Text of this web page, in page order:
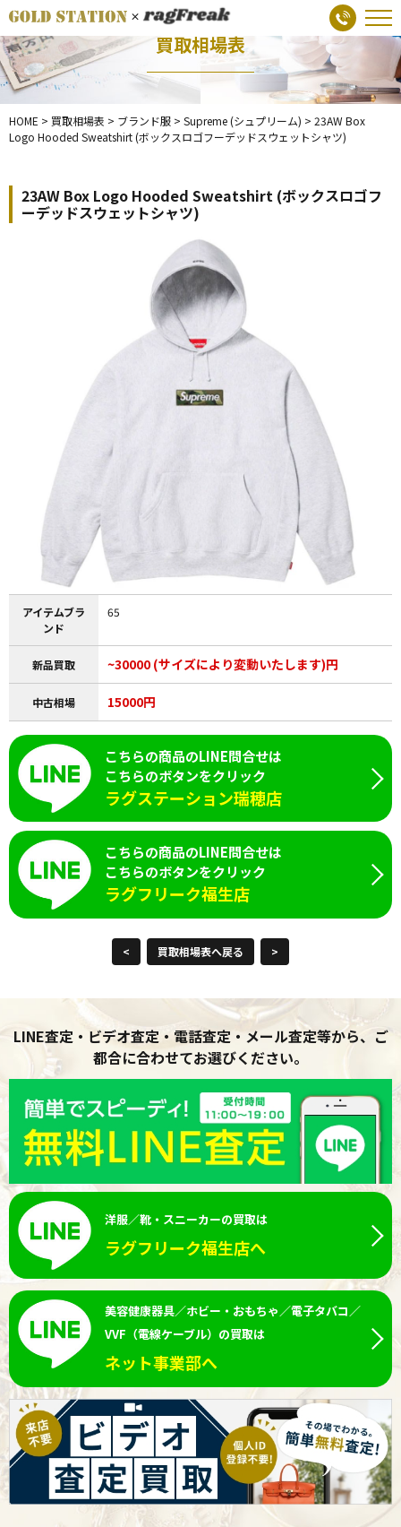
買取相場表
HOME > 買取相場表 > ブランド服 > Supreme (シュプリーム) > 23AW Box
Logo Hooded Sweatshirt (ボックスロゴフーデッドスウェットシャツ)
23AW Box Logo Hooded Sweatshirt (ボックスロゴフ
ーデッドスウェットシャツ)
アイテムブラ
ンド
65
新品買取 ~30000 (サイズにより変動いたします)円
中古相場 15000円
こちらの商品のLINE問合せは
こちらのボタンをクリック
ラグステーション瑞穂店
こちらの商品のLINE問合せは
こちらのボタンをクリック
ラグフリーク福生店
< 買取相場表へ戻る >
LINE査定・ビデオ査定・電話査定・メール査定等から、ご
都合に合わせてお選びください。
洋服／靴・スニーカーの買取は
ラグフリーク福生店へ
美容健康器具／ホビー・おもちゃ／電子タバコ／
VVF（電線ケーブル）の買取は
ネット事業部へ